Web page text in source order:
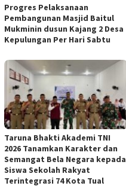
Progres Pelaksanaan
Pembangunan Masjid Baitul
Mukminin dusun Kajang 2 Desa
Kepulungan Per Hari Sabtu
Taruna Bhakti Akademi TNI
2026 Tanamkan Karakter dan
Semangat Bela Negara kepada
Siswa Sekolah Rakyat
Terintegrasi 74 Kota Tual